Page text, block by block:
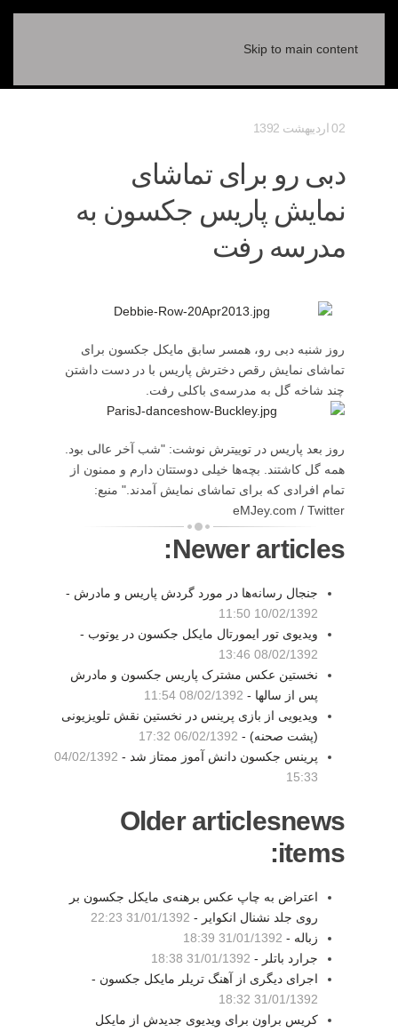
Skip to main content
02 ارديبهشت 1392
دبی رو برای تماشای
نمایش پاریس جکسون به
مدرسه رفت
روز شنبه دبی رو، همسر سابق مایکل جکسون برای
تماشای نمایش رقص دخترش پاریس با در دست داشتن
چند شاخه گل به مدرسه‌ی باکلی رفت.
روز بعد پاریس در توییترش نوشت: "شب آخر عالی بود.
همه گل کاشتند. بچه‌ها خیلی دوستتان دارم و ممنون از
تمام افرادی که برای تماشای نمایش آمدند." منبع:
eMJey.com / Twitter
Newer articles:
جنجال رسانه‌ها در مورد گردش پاریس و مادرش -
10/02/1392 11:50
ویدیوی تور ایمورتال مایکل جکسون در یوتوب -
08/02/1392 13:46
نخستین عکس مشترک پاریس جکسون و مادرش
پس از سالها - 08/02/1392 11:54
ویدیویی از بازی پرینس در نخستین نقش تلویزیونی
(پشت صحنه) - 06/02/1392 17:32
پرینس جکسون دانش آموز ممتاز شد - 04/02/1392
15:33
Older articlesnews
items:
اعتراض به چاپ عکس برهنه‌ی مایکل جکسون بر
روی جلد نشنال انکوایر - 31/01/1392 22:23
زباله - 31/01/1392 18:39
جرارد باتلر - 31/01/1392 18:38
اجرای دیگری از آهنگ تریلر مایکل جکسون -
31/01/1392 18:32
کریس براون برای ویدیوی جدیدش از مایکل